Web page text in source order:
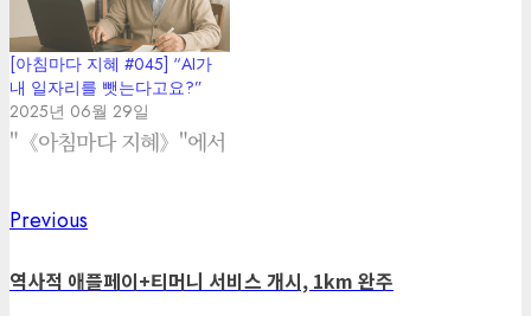
[아침마다 지혜 #045] “AI가
내 일자리를 뺏는다고요?”
2025년 06월 29일
"《아침마다 지혜》"에서
Post
navigation
Previous
역사적 애플페이+티머니 서비스 개시, 1km 완주